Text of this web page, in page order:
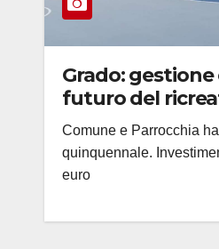
Grado:
futuro del
Comune e Parrocchia
quinquennale.
euro